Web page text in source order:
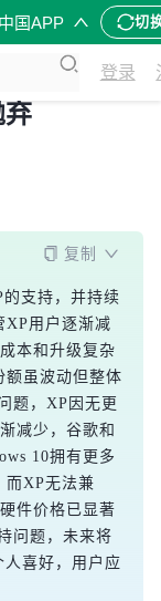
国APP 切
登录
复制
支持，并持续
XP用户逐渐减
本和升级复杂
额虽波动但整体
题，XP因无更
减少，谷歌和
10拥有更多
而XP无法兼
件价格已显著
问题，未来将
人喜好，用户应